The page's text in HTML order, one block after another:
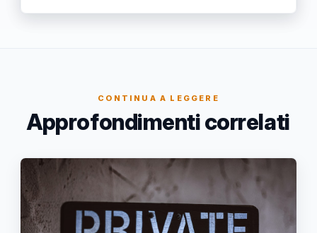
CONTINUA A LEGGERE
Approfondimenti correlati